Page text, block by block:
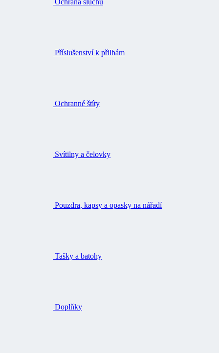
Ochrana sluchu
Příslušenství k přilbám
Ochranné štíty
Svítilny a čelovky
Pouzdra, kapsy a opasky na nářadí
Tašky a batohy
Doplňky